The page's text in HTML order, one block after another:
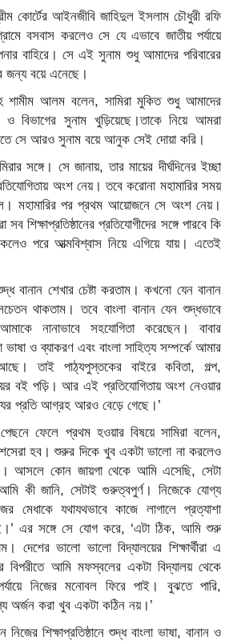
কোর্টের আইনজীবি জাহিদুল ইসলাম চৌধুরী রফি
বসবাস করলেও সে যে এভাবে জাতীয় পর্যায়ে
বাহিরে। সে এই সুনাম শুধু আমাদের পরিবারের
জন্য বয়ে এনেছে।
শামীম আলম বলেন, সামিরা মুকিত শুধু আমাদের
ও বিভাগের সুনাম খুড়িয়েছে।তাকে নিয়ে আমরা
সে আরও সুনাম বয়ে আনুক সেই দোয়া করি।
সঙ্গে। সে জানায়, তার মায়ের দীর্ঘদিনের ইচ্ছা
অংশ নেয়। তবে করোনা মহামারির সময়
মহামারির পর প্রথম আয়োজনে সে অংশ নেয়।
সব শিক্ষাপ্রতিষ্ঠানের প্রতিযোগীদের সঙ্গে পারবে কি
পরে আত্মবিশ্বাস নিয়ে এগিয়ে যায়। এতেই
বানান শেখার চেষ্টা করতাম। কখনো যেন বানান
থাকতাম। তবে বাংলা বানান যেন শুদ্ধভাবে
নানাভাবে সহযোগিতা করেছেন। বাবার
ও ব্যাকরণ এবং বাংলা সাহিত্য সম্পর্কে আমার
তাই পাঠ্যপুস্তকের বাইরে কবিতা, গল্প,
বই পড়ি। আর এই প্রতিযোগিতায় অংশ নেওয়ার
প্রতি আগ্রহ আরও বেড়ে গেছে।’
ফেলে প্রথম হওয়ার বিষয়ে সামিরা বলেন,
হব। শুরুর দিকে খুব একটা ভালো না করলেও
আসলে কোন জায়গা থেকে আমি এসেছি, সেটা
কী জানি, সেটাই গুরুত্বপুর্ণ। নিজেকে যোগ্য
মেধাকে যথাযথভাবে কাজে লাগালে প্রত্যাশা
এর সঙ্গে সে যোগ করে, ‘এটা ঠিক, আমি শুরু
দেশের ভালো ভালো বিদ্যালয়ের শিক্ষার্থীরা এ
বিপরীতে আমি মফস্বলের একটা বিদ্যালয় থেকে
নিজের মনোবল ফিরে পাই। বুঝতে পারি,
অর্জন করা খুব একটা কঠিন নয়।’
শিক্ষাপ্রতিষ্ঠানে শুদ্ধ বাংলা ভাষা, বানান ও